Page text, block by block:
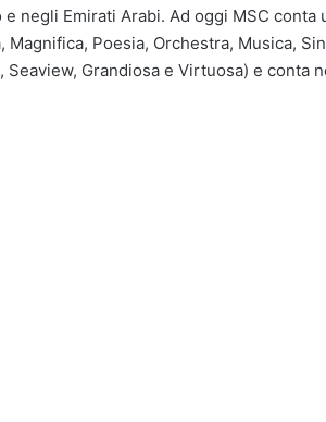
e negli Emirati Arabi. Ad oggi MSC
Magnifica, Poesia, Orchestra, Musica,
Seaview, Grandiosa e Virtuosa) e conta